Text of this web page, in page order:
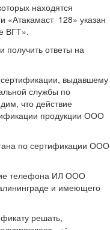
находятся
«Атакамаст 128» указан
ВГТ».
ответы на
выдавшему
службы по
что действие
продукции ООО
по сертификации ООО
телефона ИЛ ООО
и имеющего
решать,